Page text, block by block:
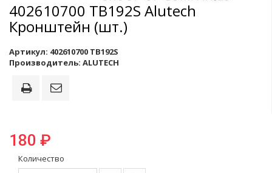
402610700 TB192S Alutech
Кронштейн (шт.)
Артикул: 402610700 TB192S
Производитель: ALUTECH
180 ₽
Количество